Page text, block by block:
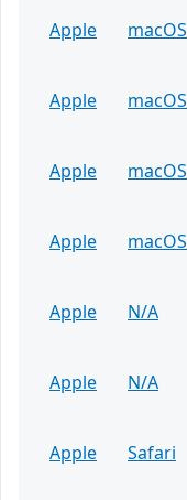
Apple
macOS
Apple
macOS
Apple
macOS
Apple
macOS
Apple
N/A
Apple
N/A
Apple
Safari